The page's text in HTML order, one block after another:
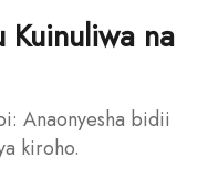
na
Anaonyesha bidii
kiroho.